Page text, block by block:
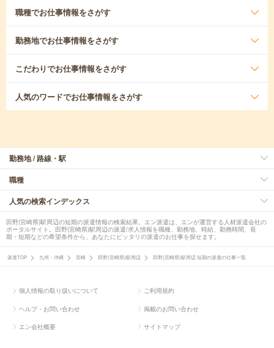
職種でお仕事情報をさがす
勤務地でお仕事情報をさがす
こだわりでお仕事情報をさがす
人気のワードでお仕事情報をさがす
勤務地 / 路線・駅
職種
人気の検索インデックス
田野(宮崎県)駅周辺の短期の派遣情報の検索結果。エン派遣は、エンが運営する人材派遣会社の
ポータルサイト。田野(宮崎県)駅周辺の派遣/求人情報を職種、勤務地、時給、勤務時間、長
期・短期などの希望条件から、あなたにピッタリの派遣のお仕事を探せます。
派遣TOP 九州・沖縄 宮崎 田野(宮崎県)駅周辺 田野(宮崎県)駅周辺 短期の派遣の仕事一覧
個人情報の取り扱いについて ご利用規約
ヘルプ・お問い合わせ 掲載のお問い合わせ
エン会社概要 サイトマップ